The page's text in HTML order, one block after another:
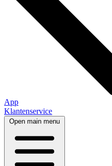
App
Klantenservice
Open main menu